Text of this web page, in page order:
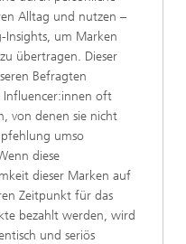
Alltag und nutzen –
um Marken
übertragen. Dieser
Befragten
Influencer:innen oft
von denen sie nicht
umso
diese
dieser Marken auf
Zeitpunkt für das
bezahlt werden, wird
und seriös